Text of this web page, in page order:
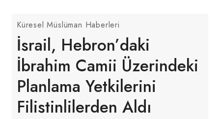
Küresel Müslüman Haberleri
İsrail, Hebron’daki
İbrahim Camii Üzerindeki
Planlama Yetkilerini
Filistinlilerden Aldı